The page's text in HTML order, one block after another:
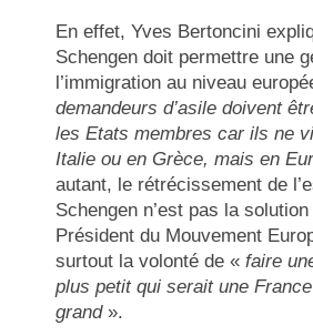
En effet, Yves Bertoncini
Schengen doit permettre une
l’immigration au niveau
demandeurs d’asile doivent
les Etats membres car ils ne
Italie ou en Grèce, mais en
autant, le rétrécissement de
Schengen n’est pas la
Président du Mouvement
surtout la volonté de «faire
plus petit qui serait une
grand».